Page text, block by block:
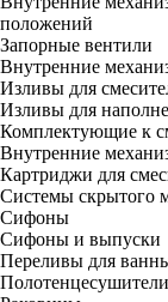
положений
Запорные вентили
Внутренние
Изливы для
Изливы для
Комплектующие к
Внутренние
Картриджи для
Системы скрытого
Сифоны
Сифоны и выпуски
Переливы для
Полотенцесушители